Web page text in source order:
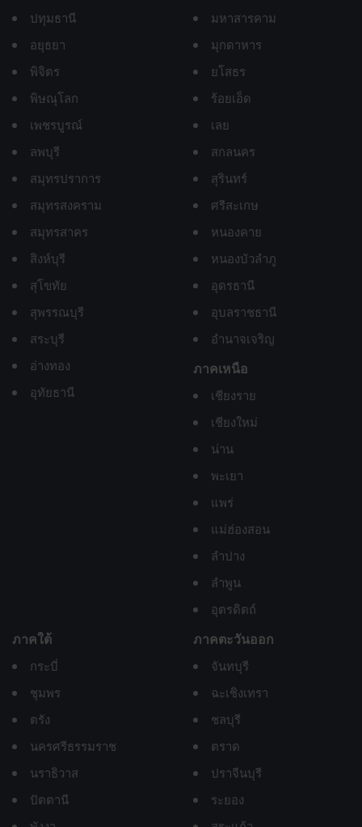
ปทุมธานี
อยุธยา
พิจิตร
พิษณุโลก
เพชรบูรณ์
ลพบุรี
สมุทรปราการ
สมุทรสงคราม
สมุทรสาคร
สิงห์บุรี
สุโขทัย
สุพรรณบุรี
สระบุรี
อ่างทอง
อุทัยธานี
มหาสารคาม
มุกดาหาร
ยโสธร
ร้อยเอ็ด
เลย
สกลนคร
สุรินทร์
ศรีสะเกษ
หนองคาย
หนองบัวลำภู
อุดรธานี
อุบลราชธานี
อำนาจเจริญ
ภาคเหนือ
เชียงราย
เชียงใหม่
น่าน
พะเยา
แพร่
แม่ฮ่องสอน
ลำปาง
ลำพูน
อุตรดิตถ์
ภาคใต้
กระบี่
ชุมพร
ตรัง
นครศรีธรรมราช
นราธิวาส
ปัตตานี
ภาคตะวันออก
จันทบุรี
ฉะเชิงเทรา
ชลบุรี
ตราด
ปราจีนบุรี
ระยอง